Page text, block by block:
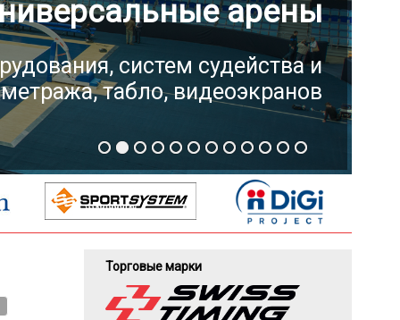
арены
систем судейства и
табло, видеоэкранов
Торговые марки